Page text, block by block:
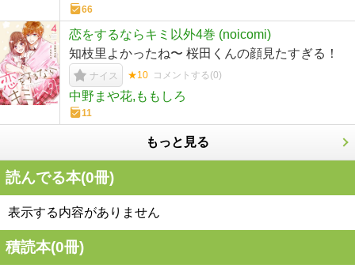
66
恋をするならキミ以外4巻 (noicomi)
知枝里よかったね〜 桜田くんの顔見たすぎる！
ナイス ★10 コメントする(0)
中野まや花,ももしろ
11
もっと見る
読んでる本(0冊)
表示する内容がありません
積読本(0冊)